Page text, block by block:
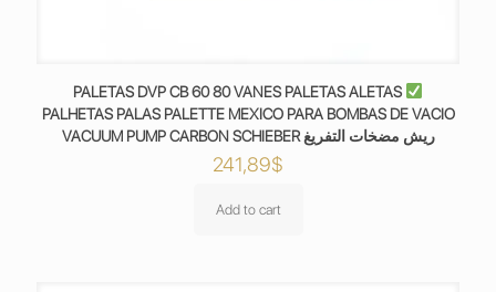
PALETAS DVP CB 60 80 VANES PALETAS ALETAS
PALHETAS PALAS PALETTE MEXICO PARA BOMBAS DE VACIO
VACUUM PUMP CARBON SCHIEBER ريش مضخات التفريغ
241,89$
Add to cart